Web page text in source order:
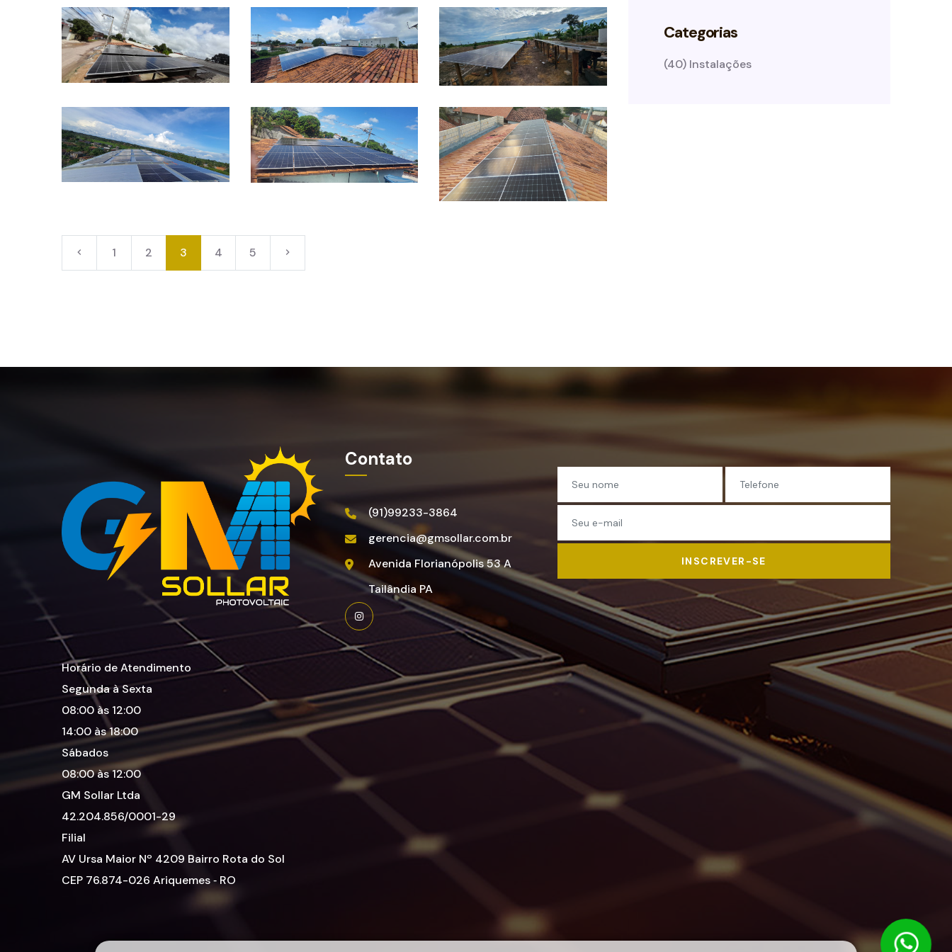
1 2 3 4 5
Categorias
(40) Instalações
Horário de Atendimento
Segunda à Sexta
08:00 às 12:00
14:00 às 18:00
Sábados
08:00 às 12:00
GM Sollar Ltda
42.204.856/0001-29
Filial
AV Ursa Maior Nº 4209 Bairro Rota do Sol
CEP 76.874-026 Ariquemes ‑ RO
Contato
(91)99233-3864
gerencia@gmsollar.com.br
Avenida Florianópolis53 A
Tailândia PA
INSCREVER-SE